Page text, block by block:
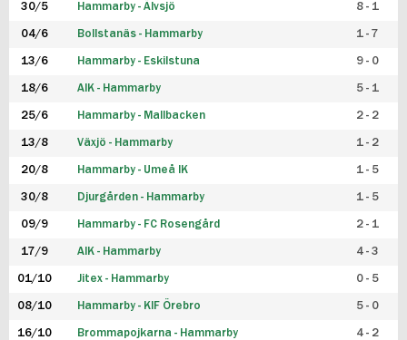
30/5 Hammarby - Älvsjö 8 - 1
04/6 Bollstanäs - Hammarby 1 - 7
13/6 Hammarby - Eskilstuna 9 - 0
18/6 AIK - Hammarby 5 - 1
25/6 Hammarby - Mallbacken 2 - 2
13/8 Växjö - Hammarby 1 - 2
20/8 Hammarby - Umeå IK 1 - 5
30/8 Djurgården - Hammarby 1 - 5
09/9 Hammarby - FC Rosengård 2 - 1
17/9 AIK - Hammarby 4 - 3
01/10 Jitex - Hammarby 0 - 5
08/10 Hammarby - KIF Örebro 5 - 0
16/10 Brommapojkarna - Hammarby 4 - 2